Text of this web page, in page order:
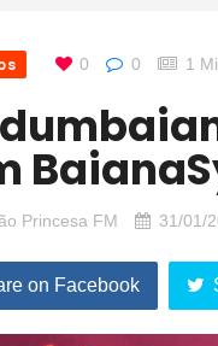
0 0 1
Princesa FM 31/01/
on Facebook